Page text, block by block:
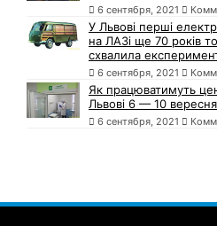
6 сентября, 2021
У Львові перші
на ЛАЗі ще 70 років
схвалила
6 сентября, 2021
Як працюватимуть
Львові 6 — 10
6 сентября, 2021